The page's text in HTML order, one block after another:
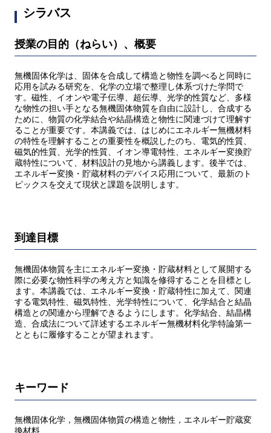
シラバス
授業の目的（ねらい）、概要
無機固体化学は、固体を合成して構造と物性を調べると同時に
応用を試みる研究を、化学の立場で整理し体系づけた学問で
す。磁性、イオンや電子伝導、超伝導、光学的性質など、多様
な物性の担い手となる無機固体物質を自由に設計し、合成する
ために、物質の化学結合や結晶構造と物性に関連づけて理解す
ることが重要です。本講義では、はじめにエネルギー無機材料
の特性を理解することの重要性を概説したのち、電気的性質、
磁気的性質、光学的性質、イオン導電特性、エネルギー変換貯
蔵特性について、材料設計の見地から講義します。後半では、
エネルギー変換・貯蔵材料のデバイス応用について、最新のト
ピックスを交えて現状と課題を説明します。
到達目標
無機固体物質を主にエネルギー変換・貯蔵材料として展開する
際に必要な物性科学の考え方と知識を修得することを目標とし
ます。本講義では、エネルギー変換・貯蔵特性に加えて、関連
する電気特性、磁気特性、光学特性について、化学結合と結晶
構造との関連から理解できるようにします。化学結合、結晶構
造、合成法について詳述するエネルギー無機材料化学特論第一
とともに履修することが望まれます。
キーワード
無機固体化学，無機固体物質の構造と物性，エネルギー貯蔵変
換材料